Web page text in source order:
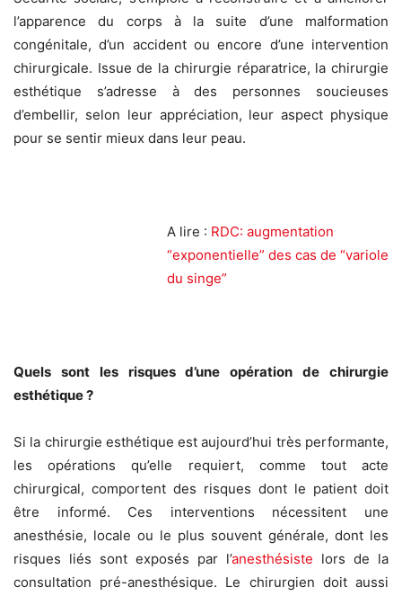
l’apparence du corps à la suite d’une malformation
congénitale, d’un accident ou encore d’une intervention
chirurgicale. Issue de la chirurgie réparatrice, la chirurgie
esthétique s’adresse à des personnes soucieuses
d’embellir, selon leur appréciation, leur aspect physique
pour se sentir mieux dans leur peau.
A lire : RDC: augmentation
“exponentielle” des cas de “variole
du singe”
Quels sont les risques d’une opération de chirurgie
esthétique ?
Si la chirurgie esthétique est aujourd’hui très performante,
les opérations qu’elle requiert, comme tout acte
chirurgical, comportent des risques dont le patient doit
être informé. Ces interventions nécessitent une
anesthésie, locale ou le plus souvent générale, dont les
risques liés sont exposés par l’anesthésiste lors de la
consultation pré-anesthésique. Le chirurgien doit aussi